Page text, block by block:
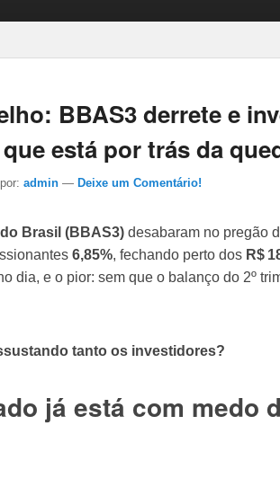
BBAS3 derrete e
está por trás da
por: admin — Deixe um Comentário!
Brasil (BBAS3) desabaram no pregão
6,85%, fechando perto dos R$
dia, e o pior: sem que o balanço do 2º
tanto os investidores?
já está com medo